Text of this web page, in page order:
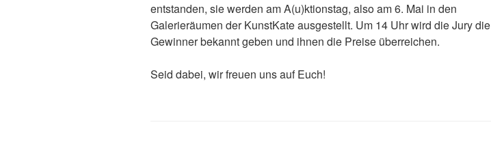
entstanden, sie werden am A(u)ktionstag, also am 6. Mai in den
Galerieräumen der KunstKate ausgestellt. Um 14 Uhr wird die Jury die
Gewinner bekannt geben und ihnen die Preise überreichen.
Seid dabei, wir freuen uns auf Euch!